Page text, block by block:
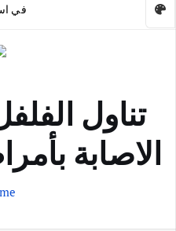
في
تناول
الاصابة